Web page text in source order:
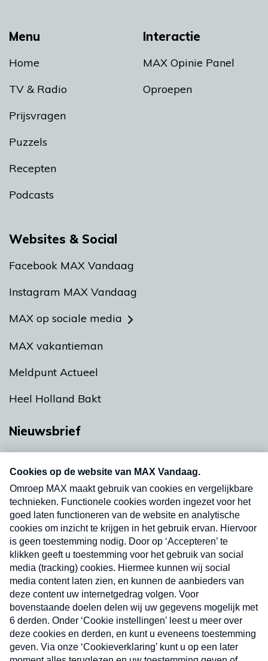
Menu
Home
TV & Radio
Prijsvragen
Puzzels
Recepten
Podcasts
Interactie
MAX Opinie Panel
Oproepen
Websites & Social
Facebook MAX Vandaag
Instagram MAX Vandaag
MAX op sociale media
MAX vakantieman
Meldpunt Actueel
Heel Holland Bakt
Nieuwsbrief
Neem hier een gratis abonnement op onze
nieuwsbrief. Elke vrijdag- en dinsdagochtend in
uw mailbox.
Verzend
Nieuwsbrief
Neem hier een gratis abonnement op onze